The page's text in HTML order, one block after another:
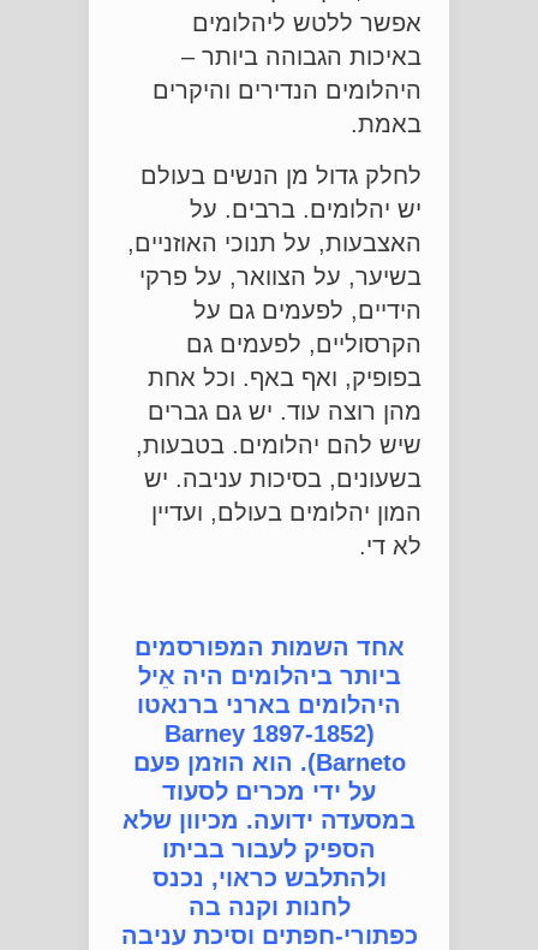
אפשר ללטש ליהלומים
באיכות הגבוהה ביותר –
היהלומים הנדירים והיקרים
באמת.
לחלק גדול מן הנשים בעולם
יש יהלומים. ברבים. על
האצבעות, על תנוכי האוזניים,
בשיער, על הצוואר, על פרקי
הידיים, לפעמים גם על
הקרסוליים, לפעמים גם
בפופיק, ואף באף. וכל אחת
מהן רוצה עוד. יש גם גברים
שיש להם יהלומים. בטבעות,
בשעונים, בסיכות עניבה. יש
המון יהלומים בעולם, ועדיין
לא די.
אחד השמות המפורסמים
ביותר ביהלומים היה אֵיל
היהלומים בארני ברנאטו
(1897-1852 Barney
Barneto). הוא הוזמן פעם
על ידי מכרים לסעוד
במסעדה ידועה. מכיוון שלא
הספיק לעבור בביתו
ולהתלבש כראוי, נכנס
לחנות וקנה בה
כפתורי-חפתים וסיכת עניבה